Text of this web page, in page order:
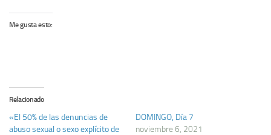
Me gusta esto:
Relacionado
«El 50% de las denuncias de
abuso sexual o sexo explícito de
DOMINGO, Día 7
noviembre 6, 2021